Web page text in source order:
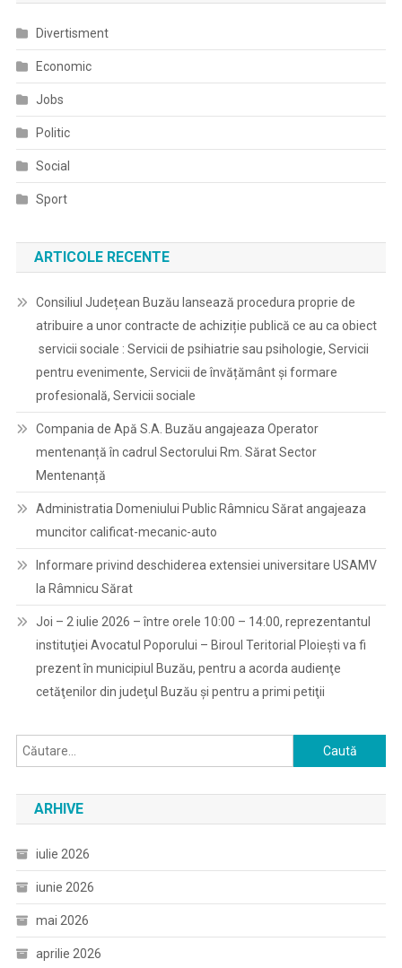
Divertisment
Economic
Jobs
Politic
Social
Sport
ARTICOLE RECENTE
Consiliul Județean Buzău lansează procedura proprie de
atribuire a unor contracte de achiziție publică ce au ca obiect
servicii sociale : Servicii de psihiatrie sau psihologie, Servicii
pentru evenimente, Servicii de învățământ și formare
profesională, Servicii sociale
Compania de Apă S.A. Buzău angajeaza Operator
mentenanță în cadrul Sectorului Rm. Sărat Sector
Mentenanță
Administratia Domeniului Public Râmnicu Sărat angajeaza
muncitor calificat-mecanic-auto
Informare privind deschiderea extensiei universitare USAMV
la Râmnicu Sărat
Joi – 2 iulie 2026 – între orele 10:00 – 14:00, reprezentantul
instituţiei Avocatul Poporului – Biroul Teritorial Ploieşti va fi
prezent în municipiul Buzău, pentru a acorda audienţe
cetăţenilor din judeţul Buzău şi pentru a primi petiţii
Caută
după:
ARHIVE
iulie 2026
iunie 2026
mai 2026
aprilie 2026